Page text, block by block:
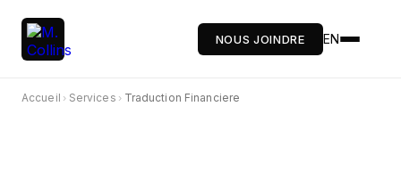
NOUS JOINDRE EN
Accueil › Services › Traduction Financiere